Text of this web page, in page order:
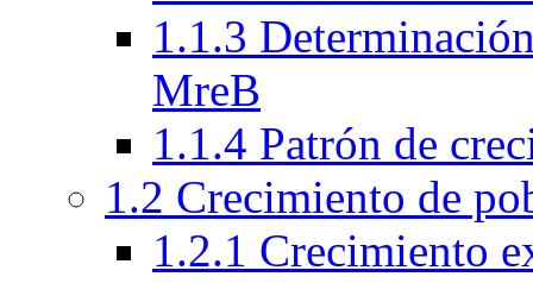
1.1.3
MreB
1.1.4 Patrón de
1.2 Crecimiento de
1.2.1 Crecimiento